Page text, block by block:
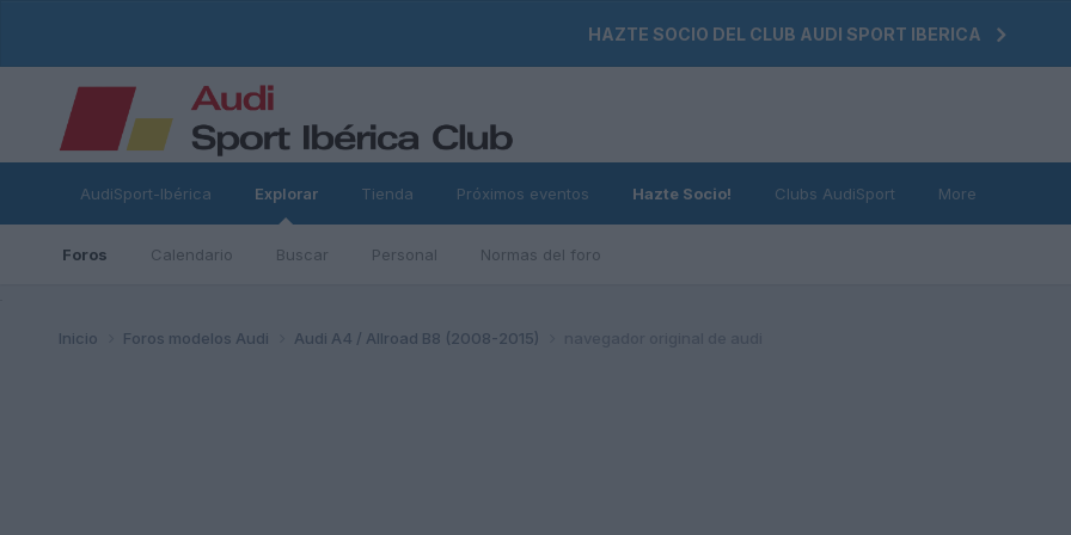
HAZTE SOCIO DEL CLUB AUDI SPORT IBERICA
AudiSport-Ibérica Explorar
Foros Calendario Buscar Personal Normas del foro
Tienda Próximos eventos Hazte Socio! Clubs AudiSport More
Inicio Foros modelos Audi Audi A4 / Allroad B8 (2008-2015)